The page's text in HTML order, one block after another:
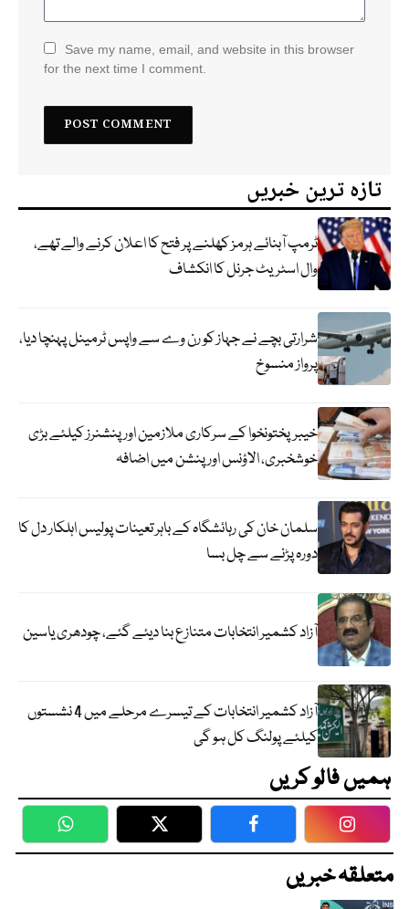
Save my name, email, and website in this browser
for the next time I comment.
تازہ ترین خبریں
ٹرمپ آبنائے ہرمز کھلنے پر فتح کا اعلان کرنے والے تھے،
وال اسٹریٹ جرنل کا انکشاف
شرارتی بچے نے جہاز کو رن وے سے واپس ٹرمینل پہنچا دیا،
پرواز منسوخ
خیبرپختونخوا کے سرکاری ملازمین اور پنشنرز کیلئے بڑی
خوشخبری، الاؤنس اور پنشن میں اضافہ
سلمان خان کی رہائشگاہ کے باہر تعینات پولیس اہلکار دل کا
دورہ پڑنے سے چل بسا
آزاد کشمیر انتخابات متنازع بنا دیئے گئے، چودھری یاسین
آزاد کشمیر انتخابات کے تیسرے مرحلے میں 4 نشستوں
کیلئے پولنگ کل ہو گی
ہمیں فالو کریں
WhatsApp Twitter Facebook
متعلقہ خبریں